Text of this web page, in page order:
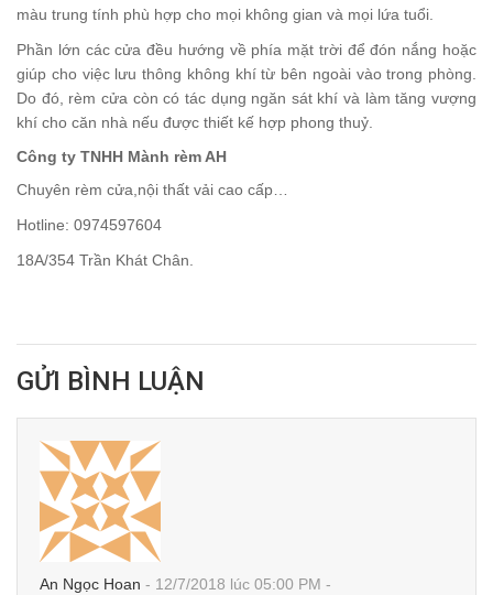
màu trung tính phù hợp cho mọi không gian và mọi lứa tuổi.
Phần lớn các cửa đều hướng về phía mặt trời để đón nắng hoặc
giúp cho việc lưu thông không khí từ bên ngoài vào trong phòng.
Do đó, rèm cửa còn có tác dụng ngăn sát khí và làm tăng vượng
khí cho căn nhà nếu được thiết kế hợp phong thuỷ.
Công ty TNHH Mành rèm AH
Chuyên rèm cửa,nội thất vải cao cấp…
Hotline: 0974597604
18A/354 Trần Khát Chân.
GỬI BÌNH LUẬN
An Ngọc Hoan - 12/7/2018 lúc 05:00 PM -